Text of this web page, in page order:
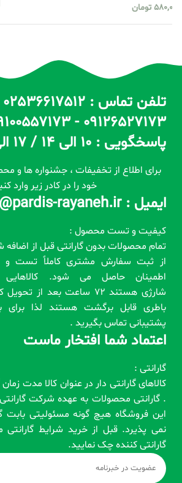
پاسخگویی : 10 الی 14 / 17 الی 22
برای اطلاع از تخفیفات ، جشنواره ها و
خود را در کادر زیر وارد
ایمیل : shop@pardis-rayaneh.ir
کیفیت و تست محصول :
تمام محصولات بدون گارانتی قبل از
از ثبت سفارش مشتری کاملاً تست
اطمینان حاصل می شود. کالاهایی
شارژی هستند 72 ساعت بعد از
باطری قابل برگشت هستند لذا
پشتیبانی تماس بگیرید .
اعتماد شما افتخار ماست
گارانتی :
کالاهای گارانتی دار در عنوان کالا مدت
. گارانتی محصولات به عهده شرکت
این فروشگاه هیچ گونه مسئولیتی بابت
نمی پذیرد. قبل از خرید شرایط
گارانتی کننده چک نمایید.